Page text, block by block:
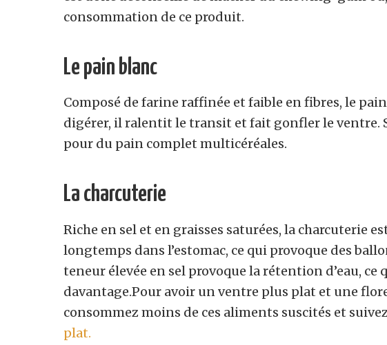
consommation de ce produit.
Le pain blanc
Composé de farine raffinée et faible en fibres, le
digérer, il ralentit le transit et fait gonfler le ventre.
pour du pain complet multicéréales.
La charcuterie
Riche en sel et en graisses saturées, la charcuterie
longtemps dans l’estomac, ce qui provoque des
teneur élevée en sel provoque la rétention d’eau,
davantage.Pour avoir un ventre plus plat et une
consommez moins de ces aliments suscités et
plat.